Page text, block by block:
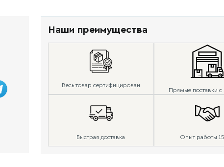
Наши преимущества
Весь товар сертифицирован
Прямые поставки с
Быстрая доставка Опыт работы